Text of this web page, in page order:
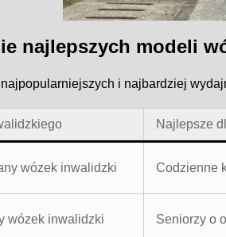
najlepszych modeli
i najbardziej
Najlepsze
wózek inwalidzki Codzienne
wózek inwalidzki Seniorzy o